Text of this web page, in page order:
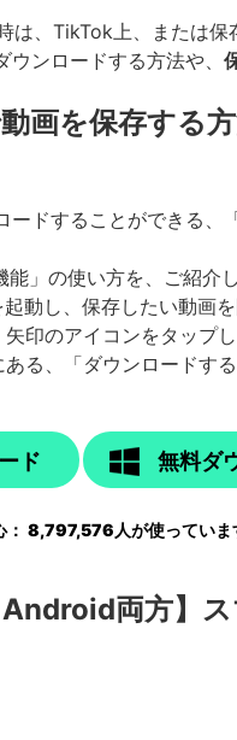
は、TikTok上、または保
ンロードする方法や、
画を保存する
ドすることができる、
」の使い方を、ご紹介し
動し、保存したい動画を
印のアイコンをタップし
る、「ダウンロードす
ド 無料ダ
：8,797,576 人が使っていま
両方】